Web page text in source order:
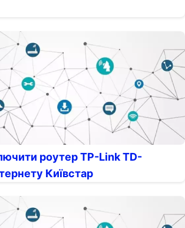
роутер TP-Link TD-
Київстар